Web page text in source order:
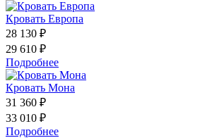
Кровать Европа
28 130 ₽
29 610 ₽
Подробнее
Кровать Мона
31 360 ₽
33 010 ₽
Подробнее